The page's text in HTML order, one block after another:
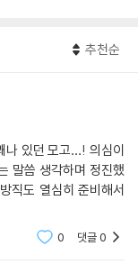
추천순
나 있던 모고…! 의심이
말씀 생각하며 정진했
직도 열심히 준비해서
0 댓글0